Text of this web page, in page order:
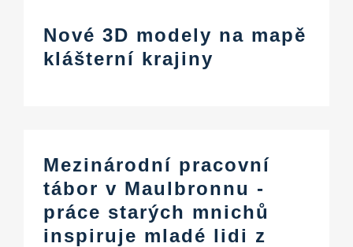
Nové 3D modely na mapě
klášterní krajiny
Mezinárodní pracovní
tábor v Maulbronnu -
práce starých mnichů
inspiruje mladé lidi z